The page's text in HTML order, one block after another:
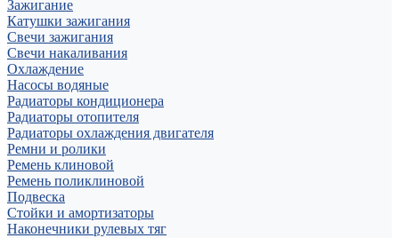
Зажигание
Катушки зажигания
Свечи зажигания
Свечи накаливания
Охлаждение
Насосы водяные
Радиаторы кондиционера
Радиаторы отопителя
Радиаторы охлаждения двигателя
Ремни и ролики
Ремень клиновой
Ремень поликлиновой
Подвеска
Стойки и амортизаторы
Наконечники рулевых тяг